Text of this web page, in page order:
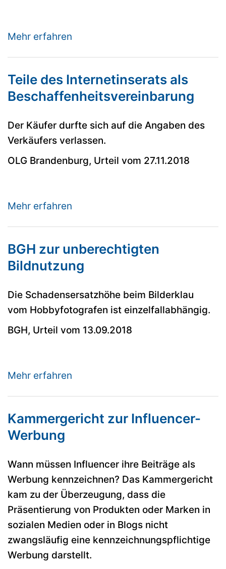
Mehr erfahren
Teile des Internetinserats als
Beschaffenheitsvereinbarung
Der Käufer durfte sich auf die Angaben des
Verkäufers verlassen.
OLG Brandenburg, Urteil vom 27.11.2018
Mehr erfahren
BGH zur unberechtigten
Bildnutzung
Die Schadensersatzhöhe beim Bilderklau
vom Hobbyfotografen ist einzelfallabhängig.
BGH, Urteil vom 13.09.2018
Mehr erfahren
Kammergericht zur Influencer-
Werbung
Wann müssen Influencer ihre Beiträge als
Werbung kennzeichnen? Das Kammergericht
kam zu der Überzeugung, dass die
Präsentierung von Produkten oder Marken in
sozialen Medien oder in Blogs nicht
zwangsläufig eine kennzeichnungspflichtige
Werbung darstellt.